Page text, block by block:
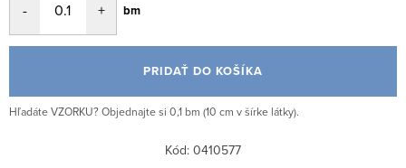
cena:
bm
PRIDAŤ DO KOŠÍKA
Hľadáte VZORKU? Objednajte si 0,1 bm (10 cm v šírke látky).
Kód: 0410577